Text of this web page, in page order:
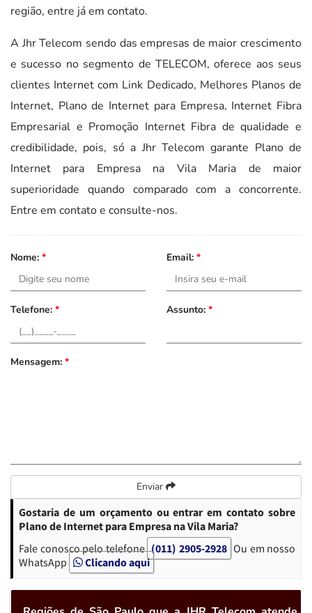
região, entre já em contato.
A Jhr Telecom sendo das empresas de maior crescimento
e sucesso no segmento de TELECOM, oferece aos seus
clientes Internet com Link Dedicado, Melhores Planos de
Internet, Plano de Internet para Empresa, Internet Fibra
Empresarial e Promoção Internet Fibra de qualidade e
credibilidade, pois, só a Jhr Telecom garante Plano de
Internet para Empresa na Vila Maria de maior
superioridade quando comparado com a concorrente.
Entre em contato e consulte-nos.
Nome: * Email: *
Telefone: * Assunto: *
Mensagem: *
Enviar
Gostaria de um orçamento ou entrar em contato sobre
Plano de Internet para Empresa na Vila Maria?
Fale conosco pelo telefone (011) 2905-2928 Ou em nosso
WhatsApp
Clicando aqui